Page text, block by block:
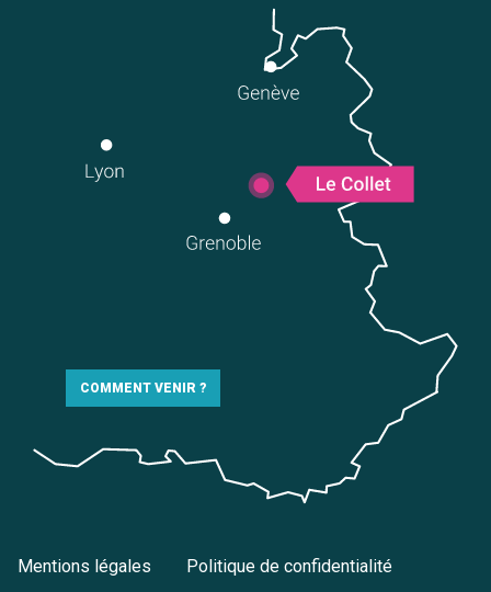
COMMENT VENIR ?
Mentions légales Politique de confidentialité